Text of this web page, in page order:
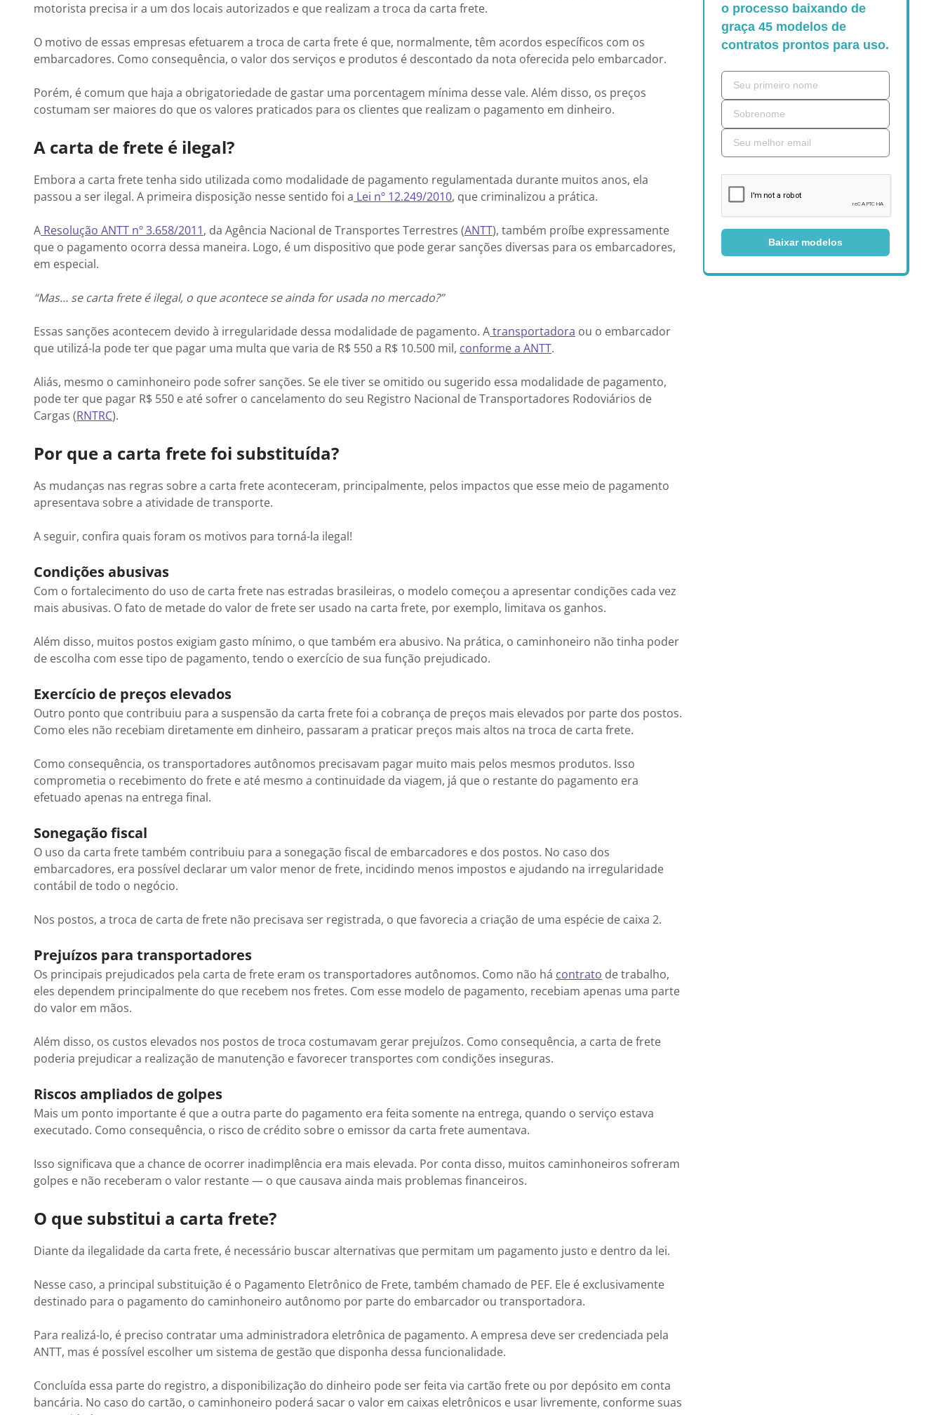
motorista precisa ir a um dos locais autorizados e que realizam a troca da carta frete.
O motivo de essas empresas efetuarem a troca de carta frete é que, normalmente, têm acordos específicos com os
embarcadores. Como consequência, o valor dos serviços e produtos é descontado da nota oferecida pelo embarcador.
Porém, é comum que haja a obrigatoriedade de gastar uma porcentagem mínima desse vale. Além disso, os preços
costumam ser maiores do que os valores praticados para os clientes que realizam o pagamento em dinheiro.
A carta de frete é ilegal?
Embora a carta frete tenha sido utilizada como modalidade de pagamento regulamentada durante muitos anos, ela
passou a ser ilegal. A primeira disposição nesse sentido foi a Lei nº 12.249/2010, que criminalizou a prática.
A Resolução ANTT nº 3.658/2011, da Agência Nacional de Transportes Terrestres (ANTT), também proíbe expressamente
que o pagamento ocorra dessa maneira. Logo, é um dispositivo que pode gerar sanções diversas para os embarcadores,
em especial.
“Mas… se carta frete é ilegal, o que acontece se ainda for usada no mercado?”
Essas sanções acontecem devido à irregularidade dessa modalidade de pagamento. Atransportadora ou o embarcador
que utilizá-la pode ter que pagar uma multa que varia de R$ 550 a R$ 10.500 mil, conforme a ANTT.
Aliás, mesmo o caminhoneiro pode sofrer sanções. Se ele tiver se omitido ou sugerido essa modalidade de pagamento,
pode ter que pagar R$ 550 e até sofrer o cancelamento do seu Registro Nacional de Transportadores Rodoviários de
Cargas (RNTRC).
Por que a carta frete foi substituída?
As mudanças nas regras sobre a carta frete aconteceram, principalmente, pelos impactos que esse meio de pagamento
apresentava sobre a atividade de transporte.
A seguir, confira quais foram os motivos para torná-la ilegal!
Condições abusivas
Com o fortalecimento do uso de carta frete nas estradas brasileiras, o modelo começou a apresentar condições cada vez
mais abusivas. O fato de metade do valor de frete ser usado na carta frete, por exemplo, limitava os ganhos.
Além disso, muitos postos exigiam gasto mínimo, o que também era abusivo. Na prática, o caminhoneiro não tinha poder
de escolha com esse tipo de pagamento, tendo o exercício de sua função prejudicado.
Exercício de preços elevados
Outro ponto que contribuiu para a suspensão da carta frete foi a cobrança de preços mais elevados por parte dos postos.
Como eles não recebiam diretamente em dinheiro, passaram a praticar preços mais altos na troca de carta frete.
Como consequência, os transportadores autônomos precisavam pagar muito mais pelos mesmos produtos. Isso
comprometia o recebimento do frete e até mesmo a continuidade da viagem, já que o restante do pagamento era
efetuado apenas na entrega final.
Sonegação fiscal
O uso da carta frete também contribuiu para a sonegação fiscal de embarcadores e dos postos. No caso dos
embarcadores, era possível declarar um valor menor de frete, incidindo menos impostos e ajudando na irregularidade
contábil de todo o negócio.
Nos postos, a troca de carta de frete não precisava ser registrada, o que favorecia a criação de uma espécie de caixa 2.
Prejuízos para transportadores
Os principais prejudicados pela carta de frete eram os transportadores autônomos. Como não há contrato de trabalho,
eles dependem principalmente do que recebem nos fretes. Com esse modelo de pagamento, recebiam apenas uma parte
do valor em mãos.
Além disso, os custos elevados nos postos de troca costumavam gerar prejuízos. Como consequência, a carta de frete
poderia prejudicar a realização de manutenção e favorecer transportes com condições inseguras.
Riscos ampliados de golpes
Mais um ponto importante é que a outra parte do pagamento era feita somente na entrega, quando o serviço estava
executado. Como consequência, o risco de crédito sobre o emissor da carta frete aumentava.
Isso significava que a chance de ocorrer inadimplência era mais elevada. Por conta disso, muitos caminhoneiros sofreram
golpes e não receberam o valor restante — o que causava ainda mais problemas financeiros.
O que substitui a carta frete?
Diante da ilegalidade da carta frete, é necessário buscar alternativas que permitam um pagamento justo e dentro da lei.
Nesse caso, a principal substituição é o Pagamento Eletrônico de Frete, também chamado de PEF. Ele é exclusivamente
destinado para o pagamento do caminhoneiro autônomo por parte do embarcador ou transportadora.
Para realizá-lo, é preciso contratar uma administradora eletrônica de pagamento. A empresa deve ser credenciada pela
ANTT, mas é possível escolher um sistema de gestão que disponha dessa funcionalidade.
Concluída essa parte do registro, a disponibilização do dinheiro pode ser feita via cartão frete ou por depósito em conta
bancária. No caso do cartão, o caminhoneiro poderá sacar o valor em caixas eletrônicos e usar livremente, conforme suas
o processo baixando de
graça 45 modelos de
contratos prontos para uso.
Baixar modelos